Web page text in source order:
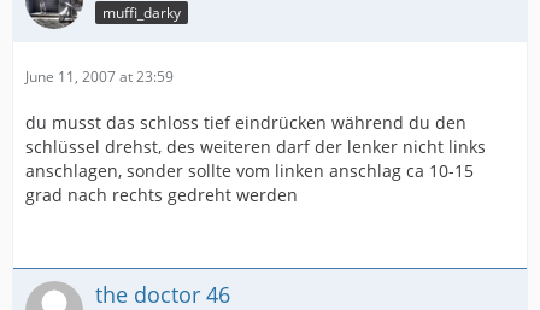
muffi_darky
June 11, 2007 at 23:59
du musst das schloss tief eindrücken während du den
schlüssel drehst, des weiteren darf der lenker nicht links
anschlagen, sonder sollte vom linken anschlag ca 10-15
grad nach rechts gedreht werden
the doctor 46